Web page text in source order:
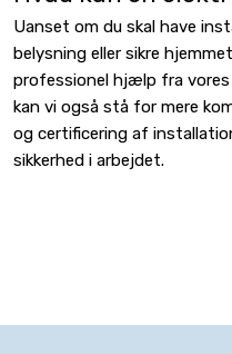
Uanset om du skal have
belysning eller sikre
professionel hjælp fra vores
kan vi også stå for mere
og certificering af
sikkerhed i arbejdet.